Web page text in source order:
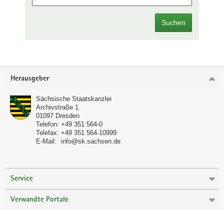
Suchen
Footer-
Herausgeber
Sächsische Staatskanzlei
Archivstraße 1
01097 Dresden
Telefon: +49 351 564-0
Telefax: +49 351 564-10999
E-Mail:
info@sk.sachsen.de
Service
Verwandte Portale